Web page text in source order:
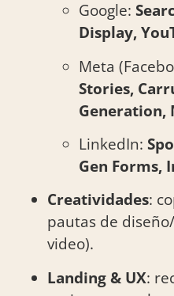
Google:
Display,
Meta
Stories,
Generation,
LinkedIn:
Gen Forms,
Creatividades:
pautas de
video).
Landing & UX: